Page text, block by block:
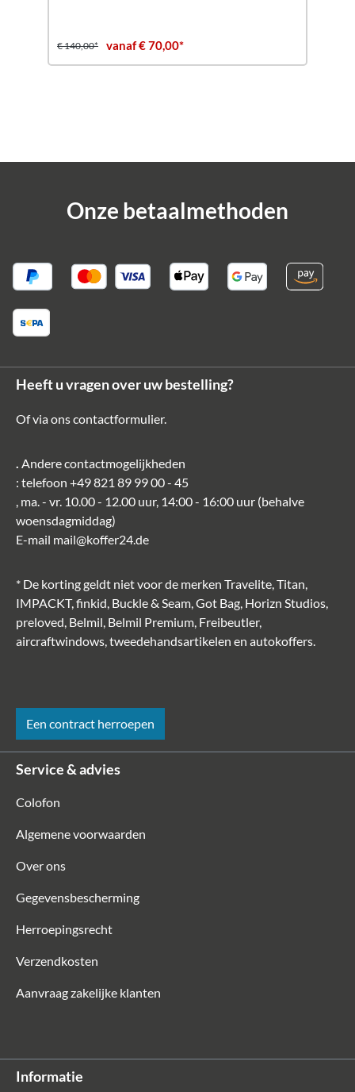
€ 140,00* vanaf € 70,00*
Onze betaalmethoden
Heeft u vragen over uw bestelling?
Of via onscontactformulier.
. Andere contactmogelijkheden
: telefoon +49 821 89 99 00 - 45
, ma. - vr. 10.00 - 12.00 uur, 14:00 - 16:00 uur (behalve
woensdagmiddag)
E-mail mail@koffer24.de
* De korting geldt niet voor de merken Travelite, Titan,
IMPACKT, finkid, Buckle & Seam, Got Bag, Horizn Studios,
preloved, Belmil, Belmil Premium, Freibeutler,
aircraftwindows, tweedehandsartikelen en autokoffers.
Een contract herroepen
Service & advies
Colofon
Algemene voorwaarden
Over ons
Gegevensbescherming
Herroepingsrecht
Verzendkosten
Aanvraag zakelijke klanten
Informatie